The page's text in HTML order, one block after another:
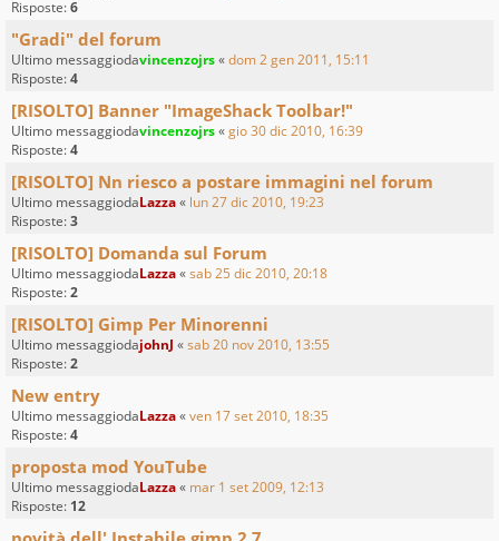
Risposte:6
"Gradi" del forum
Ultimo messaggiodavincenzojrs«dom 2 gen 2011, 15:11
Risposte:4
[RISOLTO] Banner "ImageShack Toolbar!"
Ultimo messaggiodavincenzojrs«gio 30 dic 2010, 16:39
Risposte:4
[RISOLTO] Nn riesco a postare immagini nel forum
Ultimo messaggiodaLazza« lun 27 dic 2010, 19:23
Risposte:3
[RISOLTO] Domanda sul Forum
Ultimo messaggiodaLazza«sab 25 dic 2010, 20:18
Risposte:2
[RISOLTO] Gimp Per Minorenni
Ultimo messaggiodajohnJ «sab 20 nov 2010, 13:55
Risposte:2
New entry
Ultimo messaggiodaLazza«ven 17 set 2010, 18:35
Risposte:4
proposta mod YouTube
Ultimo messaggiodaLazza« mar 1 set 2009, 12:13
Risposte: 12